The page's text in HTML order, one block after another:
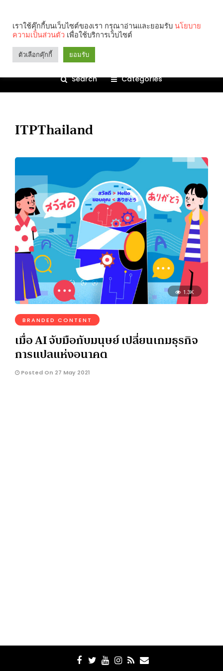
Search Categories
ITPThailand
1.3K
BRANDED CONTENT
เมื่อ AI จับมือกับมนุษย์ เปลี่ยนเกมธุรกิจ
การแปลแห่งอนาคต
Posted On 27 May 2021
เราใช้คุ๊กกี้บนเว็บไซต์ของเรา กรุณาอ่านและยอมรับ นโยบาย
ความเป็นส่วนตัว เพื่อใช้บริการเว็บไซต์
ตัวเลือกคุ๊กกี้ ยอมรับ